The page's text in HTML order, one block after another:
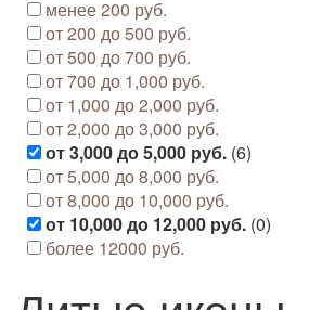
менее 200 руб.
от 200 до 500 руб.
от 500 до 700 руб.
от 700 до 1,000 руб.
от 1,000 до 2,000 руб.
от 2,000 до 3,000 руб.
от 3,000 до 5,000 руб. (6)
от 5,000 до 8,000 руб.
от 8,000 до 10,000 руб.
от 10,000 до 12,000 руб. (0)
более 12000 руб.